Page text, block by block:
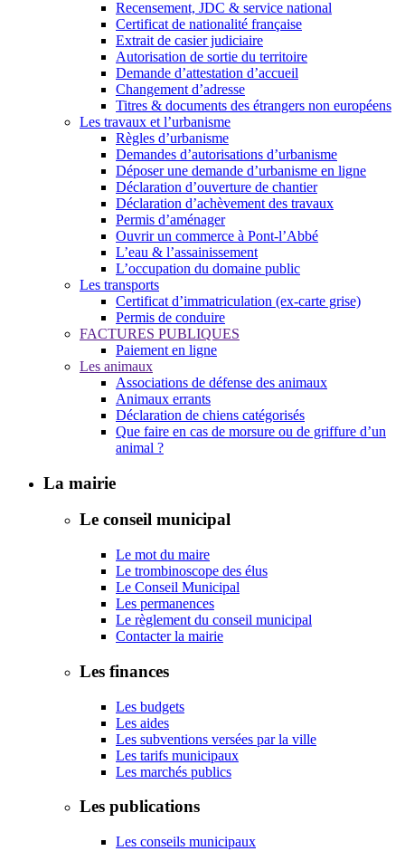
Recensement, JDC & service national
Certificat de nationalité française
Extrait de casier judiciaire
Autorisation de sortie du territoire
Demande d’attestation d’accueil
Changement d’adresse
Titres & documents des étrangers non européens
Les travaux et l’urbanisme
Règles d’urbanisme
Demandes d’autorisations d’urbanisme
Déposer une demande d’urbanisme en ligne
Déclaration d’ouverture de chantier
Déclaration d’achèvement des travaux
Permis d’aménager
Ouvrir un commerce à Pont-l’Abbé
L’eau & l’assainissement
L’occupation du domaine public
Les transports
Certificat d’immatriculation (ex-carte grise)
Permis de conduire
FACTURES PUBLIQUES
Paiement en ligne
Les animaux
Associations de défense des animaux
Animaux errants
Déclaration de chiens catégorisés
Que faire en cas de morsure ou de griffure d’un
animal ?
La mairie
Le conseil municipal
Le mot du maire
Le trombinoscope des élus
Le Conseil Municipal
Les permanences
Le règlement du conseil municipal
Contacter la mairie
Les finances
Les budgets
Les aides
Les subventions versées par la ville
Les tarifs municipaux
Les marchés publics
Les publications
Les conseils municipaux